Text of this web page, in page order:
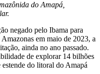
do Amapá,
negado pelo Ibama para
em maio de 2023, a
ainda no ano passado.
de explorar 14 bilhões
do litoral do Amapá